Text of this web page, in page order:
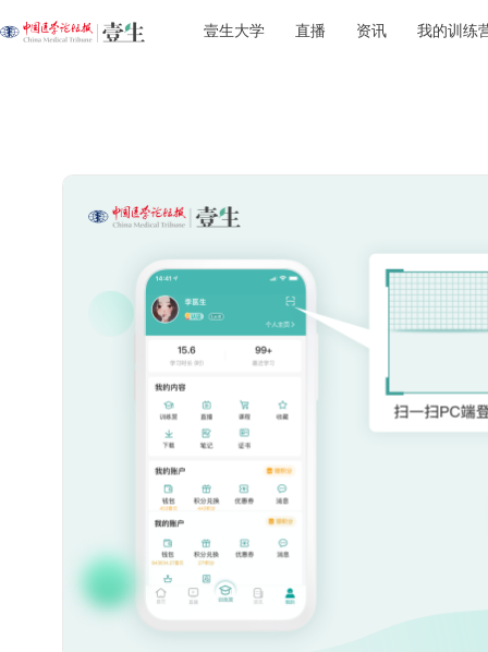
壹生大学 直播 资讯 我的训练